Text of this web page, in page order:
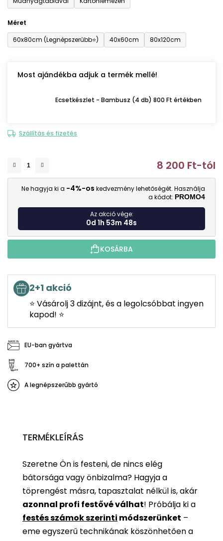
Méret
60x80cm (Legnépszerűbb⭐)
40x60cm 80x120cm
Most ajándékba adjuk a termék mellé!
Ecsetkészlet - Bambusz (4 db) 800 Ft értékben
Szállítás és fizetés
8 200 Ft-tól
Ne hagyja ki a -4%-os kedvezmény lehetőségét. Használja
a kódot: PROMO4
Az akció vége:
0d 1h 53m 47s
KOSÁRBA
2+1 akció
⭐ Vásárolj 3 dizájnt, és a legolcsóbbat ingyen
kapod! ⭐
EU-ban gyártva
700+ szín a palettán
A legnépszerűbb gyártó
TERMÉKLEÍRÁS
Szeretne Ön is festeni, de nincs elég
bátorsága vagy önbizalma? Hagyja a
töprengést másra, tapasztalat nélkül is, akár
azonnal profi festővé válhat! Próbálja ki a
festés számok szerinti módszerünket –
eme egyszerű technikának köszönhetően a